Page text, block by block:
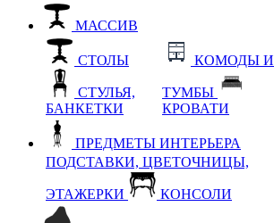
МАССИВ
СТОЛЫ
СТУЛЬЯ,
БАНКЕТКИ
КОМОДЫ И
ТУМБЫ
КРОВАТИ
ПРЕДМЕТЫ ИНТЕРЬЕРА
ПОДСТАВКИ, ЦВЕТОЧНИЦЫ,
ЭТАЖЕРКИ КОНСОЛИ